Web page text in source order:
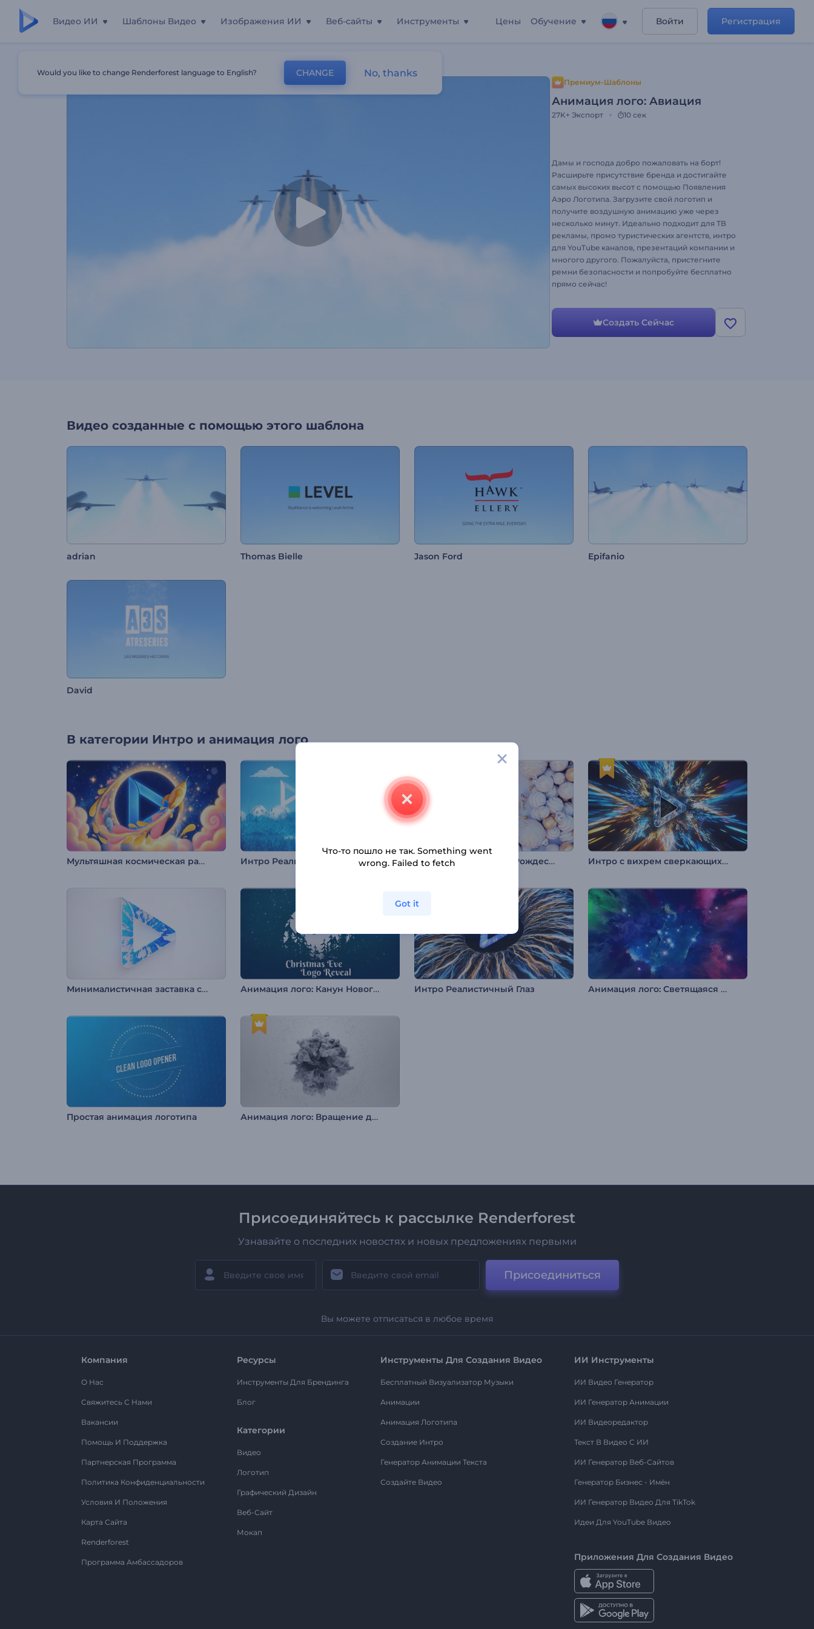
Видео ИИ Шаблоны Видео Изображения ИИ Веб-сайты Инструменты Цены Обучение Войти Регистрация
Премиум-Шаблоны
Анимация лого: Авиация
27K+ Экспорт 10 сек
Дамы и господа добро пожаловать на борт!
Расширьте присутствие бренда и достигайте
самых высоких высот с помощью Появления
Аэро Логотипа. Загрузите свой логотип и
получите воздушную анимацию уже через
несколько минут. Идеально подходит для ТВ
рекламы, промо туристических агентств, интро
для YouTube каналов, презентаций компании и
многого другого. Пожалуйста, пристегните
ремни безопасности и попробуйте бесплатно
прямо сейчас!
Создать Сейчас
Видео созданные с помощью этого шаблона
adrian Thomas Bielle Jason Ford Epifanio
David
В категории Интро и анимация лого
Мультяшная космическая ракета Интро Реалистичный Пасхальный Кролик Заставка: Счастливое Рождество Интро с вихрем сверкающих частиц
Минималистичная заставка с логотипом Анимация лого: Канун Нового года Интро Реалистичный Глаз Анимация лого: Светящаяся туманность
Простая анимация логотипа Анимация лого: Вращение дыма
Присоединяйтесь к рассылке Renderforest
Узнавайте о последних новостях и новых предложениях первыми
Присоединиться
Вы можете отписаться в любое время
Компания
О Нас
Свяжитесь С Нами
Вакансии
Помощь И Поддержка
Партнерская Программа
Политика Конфиденциальности
Условия И Положения
Карта Сайта
Renderforest
Программа Амбассадоров
Ресурсы
Инструменты Для Брендинга
Блог
Категории
Видео
Логотип
Графический Дизайн
Веб-Сайт
Мокап
Инструменты Для Создания Видео
Бесплатный Визуализатор Музыки
Анимации
Анимация Логотипа
Создание Интро
Генератор Анимации Текста
Создайте Видео
ИИ Инструменты
ИИ Видео Генератор
ИИ Генератор Анимации
ИИ Видеоредактор
Текст В Видео С ИИ
ИИ Генератор Веб-Сайтов
Генератор Бизнес - Имён
ИИ Генератор Видео Для TikTok
Идеи Для YouTube Видео
Приложения Для Создания Видео
Would you like to change Renderforest language to English? CHANGE No, thanks
Что-то пошло не так. Something went
wrong. Failed to fetch
Got it